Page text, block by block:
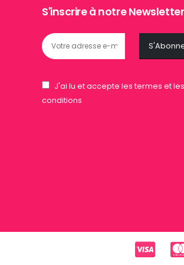
S'inscrire à notre Newsletter
J'ai lu et accepte les termes et les
conditions